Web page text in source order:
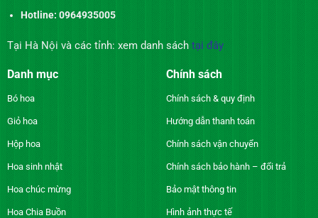
Hotline: 0964935005
Tại Hà Nội và các tỉnh: xem danh sách tại đây
Danh mục
Bó hoa
Giỏ hoa
Hộp hoa
Hoa sinh nhật
Hoa chúc mừng
Hoa Chia Buồn
Chính sách
Chính sách & quy định
Hướng dẫn thanh toán
Chính sách vận chuyển
Chính sách bảo hành – đổi trả
Bảo mật thông tin
Hình ảnh thực tế